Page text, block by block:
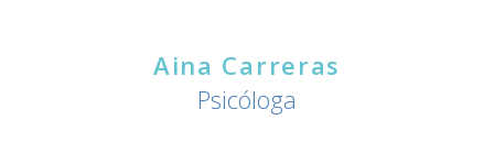
Aina Carreras
Psicóloga